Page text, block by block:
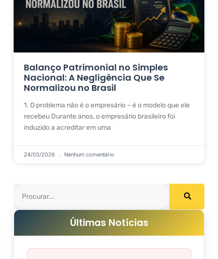
Balanço Patrimonial no Simples
Nacional: A Negligência Que Se
Normalizou no Brasil
1. O problema não é o empresário – é o modelo que ele
recebeu Durante anos, o empresário brasileiro foi
induzido a acreditar em uma
24/03/2026 Nenhum comentário
Últimas Notícias